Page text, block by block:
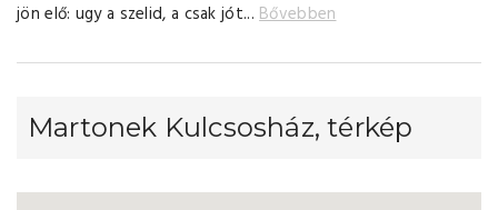
jön elő: ugy a szelid, a csak jót...Bővebben
Martonek Kulcsosház, térkép